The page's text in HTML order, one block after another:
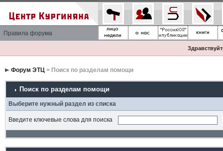
Правила форума
Форум ЭТЦ> Поиск по разделам помощи
Поиск по разделам помощи
Выберите нужный раздел из списка
Введите ключевые слова для поиска